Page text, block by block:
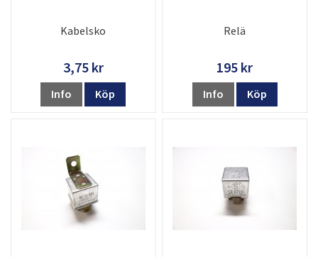
Kabelsko
3,75 kr
Info Köp
Relä
195 kr
Info Köp